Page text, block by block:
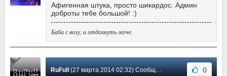
Афигенная штука, просто шикардос. Админ
доброты тебе большой! :)
Баба с возу, и отдохнуть легче.
RuFull(27 марта 2014 02:32) Сообщение #1 0